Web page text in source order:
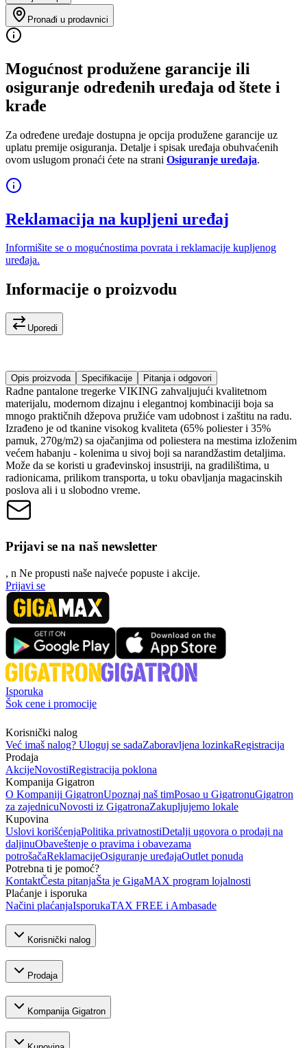
Pronađi u prodavnici
Mogućnost produžene garancije ili
osiguranje određenih uređaja od štete i
krađe
Za određene uređaje dostupna je opcija produžene garancije uz
uplatu premije osiguranja. Detalje i spisak uređaja obuhvaćenih
ovom uslugom pronaći ćete na strani Osiguranje uređaja.
Reklamacija na kupljeni uređaj
Informišite se o mogućnostima povrata i reklamacije kupljenog
uređaja.
Informacije o proizvodu
Uporedi
Opis proizvoda Specifikacije Pitanja i odgovori
Radne pantalone tregerke VIKING zahvaljujući kvalitetnom
materijalu, modernom dizajnu i elegantnoj kombinaciji boja sa
mnogo praktičnih džepova pružiće vam udobnost i zaštitu na radu.
Izrađeno je od tkanine visokog kvaliteta (65% poliester i 35%
pamuk, 270g/m2) sa ojačanjima od poliestera na mestima izloženim
većem habanju - kolenima u sivoj boji sa narandžastim detaljima.
Može da se koristi u građevinskoj insustriji, na gradilištima, u
radionicama, prilikom transporta, u toku obavljanja magacinskih
poslova ali i u slobodno vreme.
Prijavi se na naš newsletter
, n Ne propusti naše najveće popuste i akcije.
Prijavi se
Isporuka
Šok cene i promocije
Korisnički nalog
Već imaš nalog? Uloguj se sadaZaboravljena lozinkaRegistracija
Prodaja
AkcijeNovostiRegistracija poklona
Kompanija Gigatron
O Kompaniji GigatronUpoznaj naš timPosao u GigatronuGigatron
za zajednicuNovosti iz GigatronaZakupljujemo lokale
Kupovina
Uslovi korišćenjaPolitika privatnostiDetalji ugovora o prodaji na
daljinuObaveštenje o pravima i obavezama
potrošačaReklamacijeOsiguranje uređajaOutlet ponuda
Potrebna ti je pomoć?
KontaktČesta pitanjaŠta je GigaMAX program lojalnosti
Plaćanje i isporuka
Načini plaćanjaIsporukaTAX FREE i Ambasade
Korisnički nalog
Prodaja
Kompanija Gigatron